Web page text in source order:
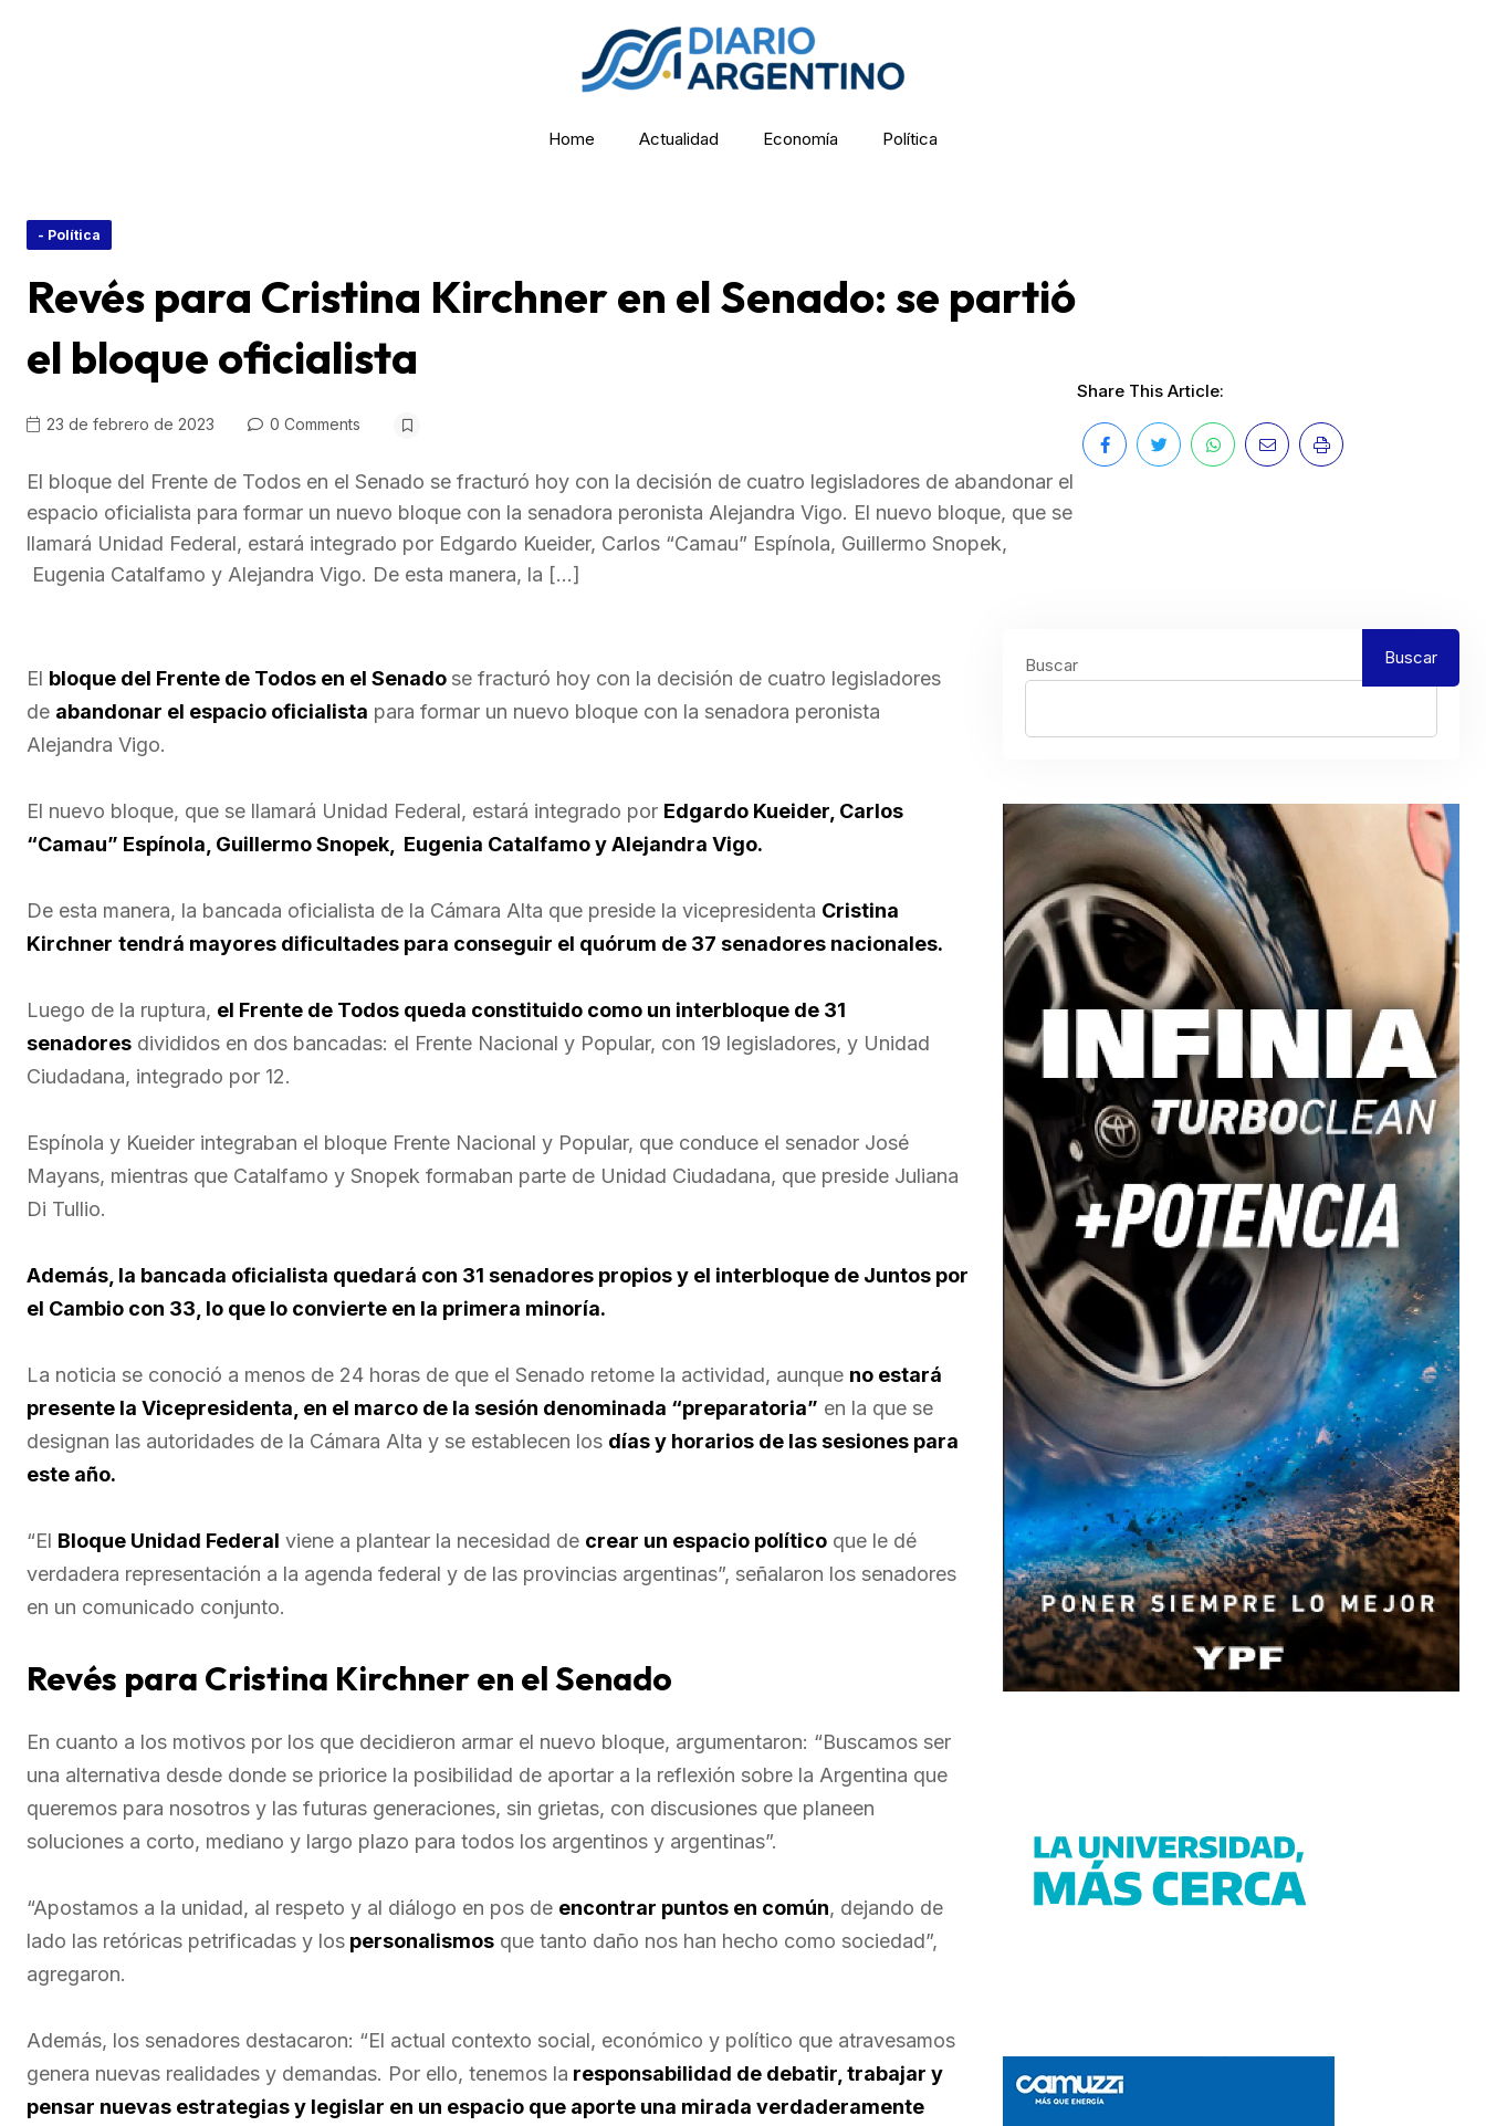
Home Actualidad Economía Política
- Política
Revés para Cristina Kirchner en el Senado: se partió
el bloque oficialista
23 de febrero de 2023 0 Comments
El bloque del Frente de Todos en el Senado se fracturó hoy con la decisión de cuatro legisladores de abandonar el
espacio oficialista para formar un nuevo bloque con la senadora peronista Alejandra Vigo. El nuevo bloque, que se
llamará Unidad Federal, estará integrado por Edgardo Kueider, Carlos “Camau” Espínola, Guillermo Snopek,
Eugenia Catalfamo y Alejandra Vigo. De esta manera, la […]
Share This Article:
El bloque del Frente de Todos en el Senado se fracturó hoy con la decisión de cuatro legisladores
de abandonar el espacio oficialista para formar un nuevo bloque con la senadora peronista
Alejandra Vigo.
El nuevo bloque, que se llamará Unidad Federal, estará integrado por Edgardo Kueider, Carlos
“Camau” Espínola, Guillermo Snopek, Eugenia Catalfamo y Alejandra Vigo.
De esta manera, la bancada oficialista de la Cámara Alta que preside la vicepresidenta Cristina
Kirchner tendrá mayores dificultades para conseguir el quórum de 37 senadores nacionales.
Luego de la ruptura, el Frente de Todos queda constituido como un interbloque de 31
senadores divididos en dos bancadas: el Frente Nacional y Popular, con 19 legisladores, y Unidad
Ciudadana, integrado por 12.
Espínola y Kueider integraban el bloque Frente Nacional y Popular, que conduce el senador José
Mayans, mientras que Catalfamo y Snopek formaban parte de Unidad Ciudadana, que preside Juliana
Di Tullio.
Además, la bancada oficialista quedará con 31 senadores propios y el interbloque de Juntos por
el Cambio con 33, lo que lo convierte en la primera minoría.
La noticia se conoció a menos de 24 horas de que el Senado retome la actividad, aunque no estará
presente la Vicepresidenta, en el marco de la sesión denominada “preparatoria” en la que se
designan las autoridades de la Cámara Alta y se establecen los días y horarios de las sesiones para
este año.
“El Bloque Unidad Federal viene a plantear la necesidad de crear un espacio político que le dé
verdadera representación a la agenda federal y de las provincias argentinas”, señalaron los senadores
en un comunicado conjunto.
Revés para Cristina Kirchner en el Senado
En cuanto a los motivos por los que decidieron armar el nuevo bloque, argumentaron: “Buscamos ser
una alternativa desde donde se priorice la posibilidad de aportar a la reflexión sobre la Argentina que
queremos para nosotros y las futuras generaciones, sin grietas, con discusiones que planeen
soluciones a corto, mediano y largo plazo para todos los argentinos y argentinas”.
“Apostamos a la unidad, al respeto y al diálogo en pos de encontrar puntos en común, dejando de
lado las retóricas petrificadas y los personalismos que tanto daño nos han hecho como sociedad”,
agregaron.
Además, los senadores destacaron: “El actual contexto social, económico y político que atravesamos
genera nuevas realidades y demandas. Por ello, tenemos la responsabilidad de debatir, trabajar y
pensar nuevas estrategias y legislar en un espacio que aporte una mirada verdaderamente
Buscar Buscar